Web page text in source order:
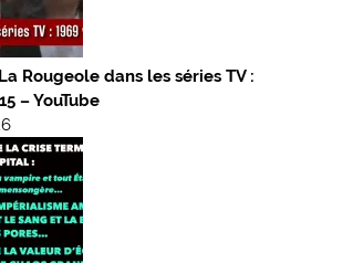
Rougeole dans les séries TV :
– YouTube